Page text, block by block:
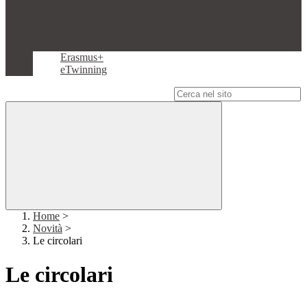
Erasmus+
eTwinning
Home >
Novità >
Le circolari
Le circolari